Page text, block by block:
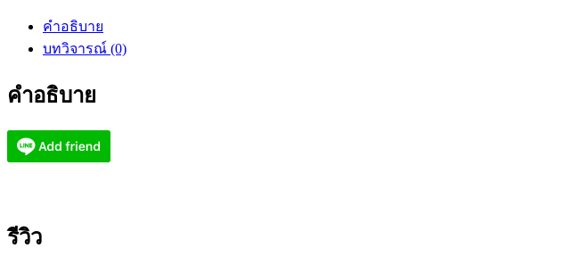
คำอธิบาย
บทวิจารณ์ (0)
คำอธิบาย
รีวิว